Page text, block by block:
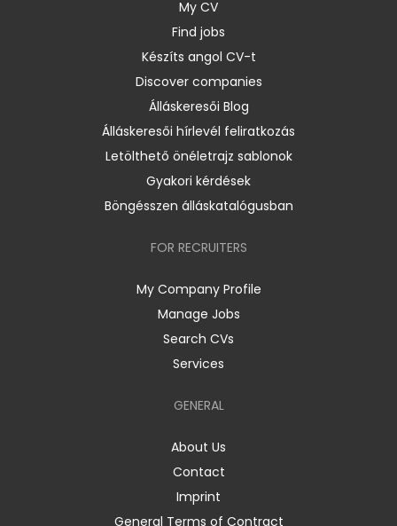
My CV
Find jobs
Készíts angol CV-t
Discover companies
Álláskeresői Blog
Álláskeresői hírlevél feliratkozás
Letölthető önéletrajz sablonok
Gyakori kérdések
Böngésszen álláskatalógusban
FOR RECRUITERS
My Company Profile
Manage Jobs
Search CVs
Services
GENERAL
About Us
Contact
Imprint
General Terms of Contract